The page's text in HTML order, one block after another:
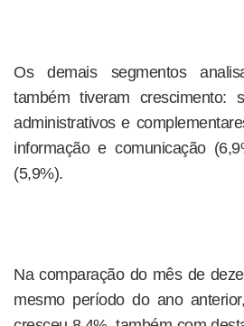
Os demais segmentos
também tiveram crescimento:
administrativos e
informação e comunicação
(5,9%).
Na comparação do mês de
mesmo período do ano